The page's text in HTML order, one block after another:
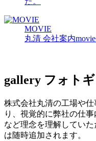
MOVIE
丸清 会社案内
gallery フォト
株式会社丸清の工場や
り、視覚的に弊社の仕事
など理念を理解してい
は随時追加されます。